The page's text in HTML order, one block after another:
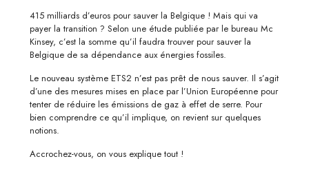
415 milliards d’euros pour sauver la Belgique ! Mais qui va
payer la transition ? Selon une étude publiée par le bureau Mc
Kinsey, c’est la somme qu’il faudra trouver pour sauver la
Belgique de sa dépendance aux énergies fossiles.
Le nouveau système ETS2 n’est pas prêt de nous sauver. Il s’agit
d’une des mesures mises en place par l’Union Européenne pour
tenter de réduire les émissions de gaz à effet de serre. Pour
bien comprendre ce qu’il implique, on revient sur quelques
notions.
Accrochez-vous, on vous explique tout !